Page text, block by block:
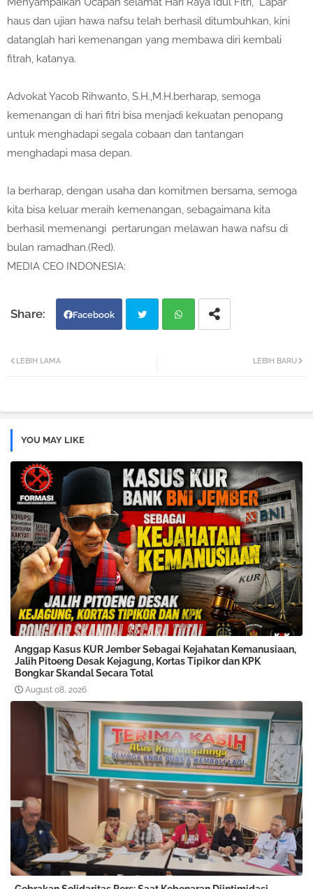
haus dan ujian hawa nafsu telah berhasil ditumbuhkan, kini
datanglah hari kemenangan yang membawa diri kembali
fitrah, katanya.
Advokat Yacob Rihwanto, S.H.,M.H.berharap, semoga
kemenangan di hari fitri bisa menjadi kekuatan penopang
untuk menghadapi segala cobaan dan tantangan
menghadapi masa depan.
Ia berharap, dengan usaha dan komitmen bersama, semoga
kita bisa keluar meraih kemenangan, sebagaimana kita
berhasil memenangi pertarungan melawan hawa nafsu di
bulan ramadhan.(Red).
MEDIA CEO INDONESIA:
Facebook
pp
LEBIH BARU
LEBIH LAMA
YOU MAY LIKE
Anggap Kasus KUR Jember Sebagai Kejahatan Kemanusiaan,
Jalih Pitoeng Desak Kejagung, Kortas Tipikor dan KPK
Bongkar Skandal Secara Total
August 08, 2026